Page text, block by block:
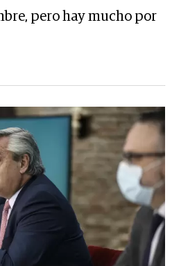
pero hay mucho por